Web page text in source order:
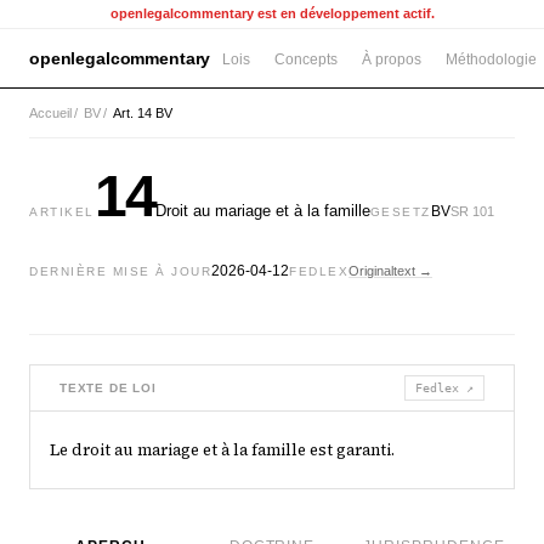
openlegalcommentary est en développement actif.
openlegalcommentary Lois Concepts À propos Méthodologie
Accueil/ BV/ Art. 14 BV
ARTIKEL 14Droit au mariage et à la familleGESETZ BVSR 101
DERNIÈRE MISE À JOUR2026-04-12FEDLEXOriginaltext →
TEXTE DE LOI Fedlex ↗
Le droit au mariage et à la famille est garanti.